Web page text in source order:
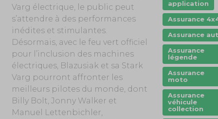
Varg électrique, le public peut
s’attendre à des performances
inédites et stimulantes.
Désormais, avec le feu vert officiel
pour l’inclusion des machines
électriques, Blazusiak et sa Stark
Varg pourront affronter les
meilleurs pilotes du monde, dont
Billy Bolt, Jonny Walker et
Manuel Lettenbichler,
application
Assurance
Assurance
Assurance
légende
Assurance
moto
Assurance
véhicule
collection